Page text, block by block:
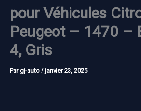
pour Véhicules
Peugeot – 1470 –
4, Gris
Pargj-auto /janvier 23, 2025